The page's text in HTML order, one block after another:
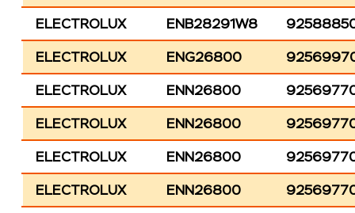
ELECTROLUX
ENB28291W8
ELECTROLUX
ENG26800
ELECTROLUX
ENN26800
ELECTROLUX
ENN26800
ELECTROLUX
ENN26800
ELECTROLUX
ENN26800